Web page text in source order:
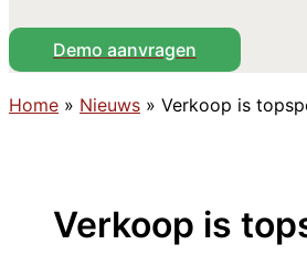
Demo aanvragen
Home » Nieuws » Verkoop is
Verkoop is